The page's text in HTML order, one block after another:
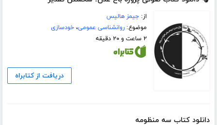
از:جیمز هالیس
موضوع:روانشناسی عمومی،خودسازی
۲ ساعت و ۲۰ دقیقه
دریافت از کتابراه
دانلود کتاب سه منظومه